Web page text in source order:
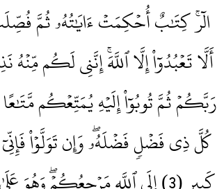
الٓرۚ كِتَٰبٌ أُحۡكِمَتۡ ءَايَٰتُهُۥ ثُمَّ
أَلَّا تَعۡبُدُوٓاْ إِلَّا ٱللَّهَۚ إِنَّنِي لَكُم مِّنۡهُ نَذِيرٞ وَبَشِيرٞ
رَبَّكُمۡ ثُمَّ تُوبُوٓاْ إِلَيۡهِ يُمَتِّعۡكُم
كُلَّ ذِي فَضۡلفَضۡلَهُۥۖ وَإِن تَوَلَّوۡاْ